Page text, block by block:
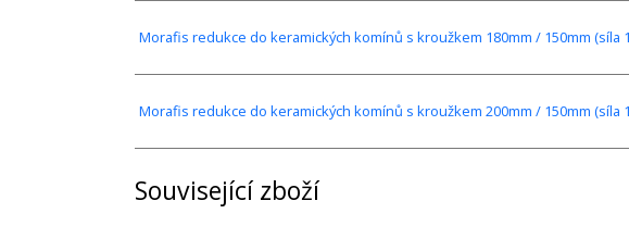
Morafis redukce do keramických komínů s kroužkem 180mm / 150mm (síla
Morafis redukce do keramických komínů s kroužkem 200mm / 150mm (síla
Související zboží